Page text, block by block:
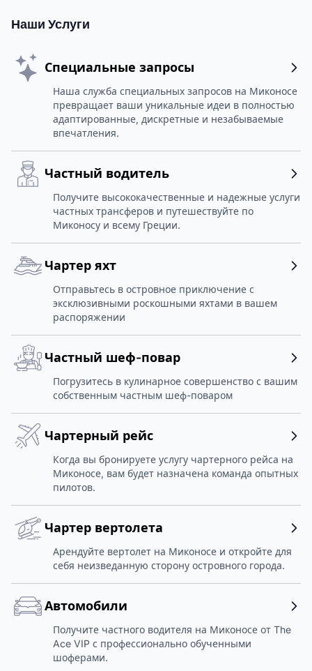
Наши Услуги
Специальные запросы
Наша служба специальных запросов на Миконосе
превращает ваши уникальные идеи в полностью
адаптированные, дискретные и незабываемые
впечатления.
Частный водитель
Получите высококачественные и надежные услуги
частных трансферов и путешествуйте по
Миконосу и всему Греции.
Чартер яхт
Отправьтесь в островное приключение с
эксклюзивными роскошными яхтами в вашем
распоряжении
Частный шеф-повар
Погрузитесь в кулинарное совершенство с вашим
собственным частным шеф-поваром
Чартерный рейс
Когда вы бронируете услугу чартерного рейса на
Миконосе, вам будет назначена команда опытных
пилотов.
Чартер вертолета
Арендуйте вертолет на Миконосе и откройте для
себя неизведанную сторону островного города.
Автомобили
Получите частного водителя на Миконосе от The
Ace VIP с профессионально обученными
шоферами.